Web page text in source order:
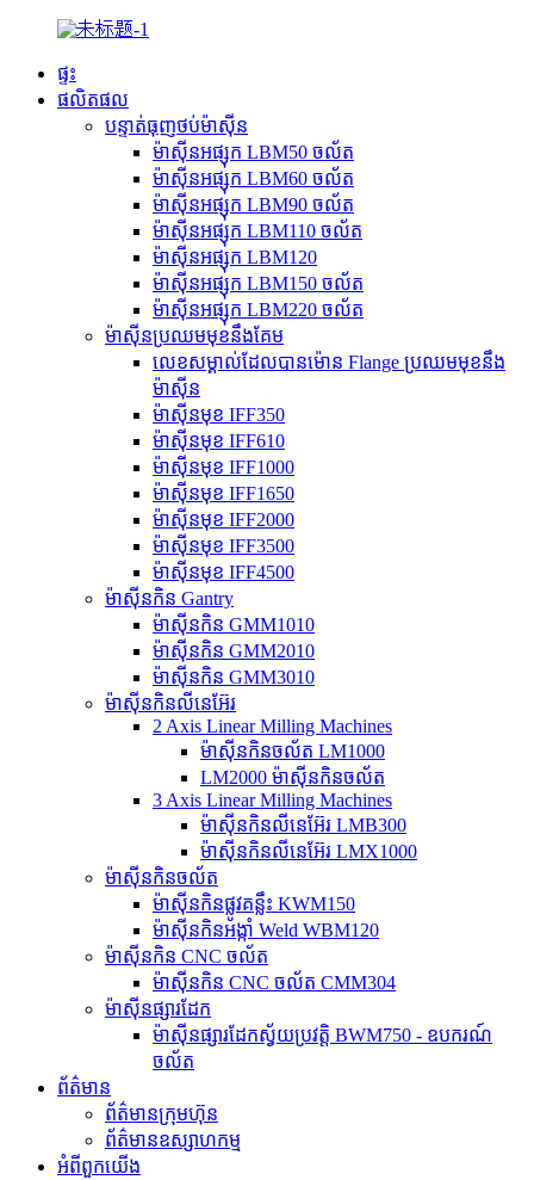
ផ្ទះ
ផលិតផល
បន្ទាត់ធុញថប់ម៉ាស៊ីន
ម៉ាស៊ីនអផ្សុក LBM50 ចល័ត
ម៉ាស៊ីនអផ្សុក LBM60 ចល័ត
ម៉ាស៊ីនអផ្សុក LBM90 ចល័ត
ម៉ាស៊ីនអផ្សុក LBM110 ចល័ត
ម៉ាស៊ីនអផ្សុក LBM120
ម៉ាស៊ីនអផ្សុក LBM150 ចល័ត
ម៉ាស៊ីនអផ្សុក LBM220 ចល័ត
ម៉ាស៊ីនប្រឈមមុខនឹងគែម
លេខសម្គាល់ដែលបានម៉ោន Flange ប្រឈមមុខនឹង
ម៉ាស៊ីន
ម៉ាស៊ីនមុខ IFF350
ម៉ាស៊ីនមុខ IFF610
ម៉ាស៊ីនមុខ IFF1000
ម៉ាស៊ីនមុខ IFF1650
ម៉ាស៊ីនមុខ IFF2000
ម៉ាស៊ីនមុខ IFF3500
ម៉ាស៊ីនមុខ IFF4500
ម៉ាស៊ីនកិន Gantry
ម៉ាស៊ីនកិន GMM1010
ម៉ាស៊ីនកិន GMM2010
ម៉ាស៊ីនកិន GMM3010
ម៉ាស៊ីនកិនលីនេអ៊ែរ
2 Axis Linear Milling Machines
ម៉ាស៊ីនកិនចល័ត LM1000
LM2000 ម៉ាស៊ីនកិនចល័ត
3 Axis Linear Milling Machines
ម៉ាស៊ីនកិនលីនេអ៊ែរ LMB300
ម៉ាស៊ីនកិនលីនេអ៊ែរ LMX1000
ម៉ាស៊ីនកិនចល័ត
ម៉ាស៊ីនកិនផ្លូវគន្លឹះ KWM150
ម៉ាស៊ីនកិនអង្កាំ Weld WBM120
ម៉ាស៊ីនកិន CNC ចល័ត
ម៉ាស៊ីនកិន CNC ចល័ត CMM304
ម៉ាស៊ីនផ្សារដែក
ម៉ាស៊ីនផ្សារដែកស្វ័យប្រវត្តិ BWM750 - ឧបករណ៍
ចល័ត
ព័ត៌មាន
ព័ត៌មានក្រុមហ៊ុន
ព័ត៌មានឧស្សាហកម្ម
អំពីពួកយើង